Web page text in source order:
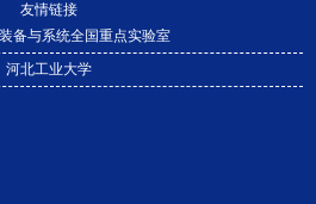
友情链接
备与系统全国重点实验室
河北工业大学